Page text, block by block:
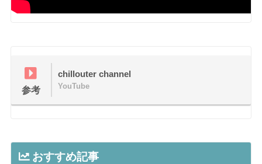
参考
chillouter channel
YouTube
おすすめ記事